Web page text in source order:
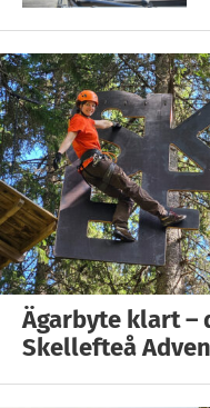
Ägarbyte klart –
Skellefteå